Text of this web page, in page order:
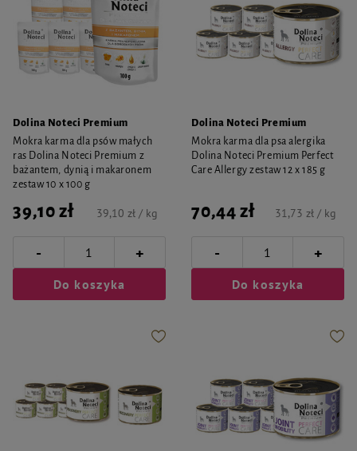
Dolina Noteci Premium
Mokra karma dla psów małych
ras Dolina Noteci Premium z
bażantem, dynią i makaronem
zestaw 10 x 100 g
39,10 zł 39,10 zł / kg
- +
Do koszyka
Dolina Noteci Premium
Mokra karma dla psa alergika
Dolina Noteci Premium Perfect
Care Allergy zestaw 12 x 185 g
70,44 zł 31,73 zł / kg
- +
Do koszyka